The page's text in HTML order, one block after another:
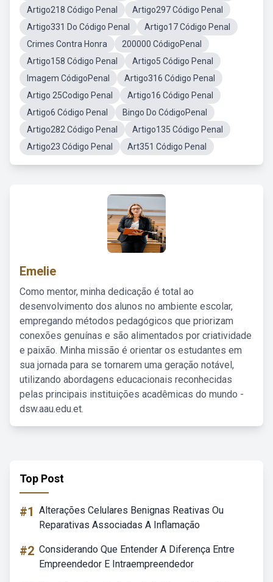
Artigo218 Código Penal
Artigo297 Código Penal
Artigo331 Do Código Penal
Artigo17 Código Penal
Crimes Contra Honra
200000 CódigoPenal
Artigo158 Código Penal
Artigo5 Código Penal
Imagem CódigoPenal
Artigo316 Código Penal
Artigo 25Codigo Penal
Artigo16 Código Penal
Artigo6 Código Penal
Bingo Do CódigoPenal
Artigo282 Código Penal
Artigo135 Código Penal
Artigo23 Código Penal
Art351 Código Penal
Emelie
Como mentor, minha dedicação é total ao
desenvolvimento dos alunos no ambiente escolar,
empregando métodos pedagógicos que priorizam
conexões genuínas e são alimentados por criatividade
e paixão. Minha missão é orientar os estudantes em
sua jornada para se tornarem uma geração notável,
utilizando abordagens educacionais reconhecidas
pelas principais instituições acadêmicas do mundo -
dsw.aau.edu.et.
Top Post
#1 Alterações Celulares Benignas Reativas Ou
Reparativas Associadas A Inflamação
#2 Considerando Que Entender A Diferença Entre
Empreendedor E Intraempreendedor